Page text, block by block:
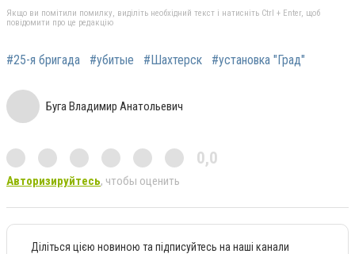
Якщо ви помітили помилку, виділіть необхідний текст і натисніть Ctrl + Enter, щоб
повідомити про це редакцію
#25-я бригада #убитые #Шахтерск #установка "Град"
Буга Владимир Анатольевич
0,0
Авторизируйтесь, чтобы оценить
Діліться цією новиною та підписуйтесь на наші канали